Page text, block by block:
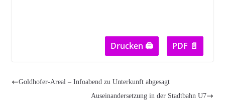
Drucken 🖨 PDF 📄
Goldhofer-Areal – Infoabend zu Unterkunft abgesagt
Auseinandersetzung in der Stadtbahn U7